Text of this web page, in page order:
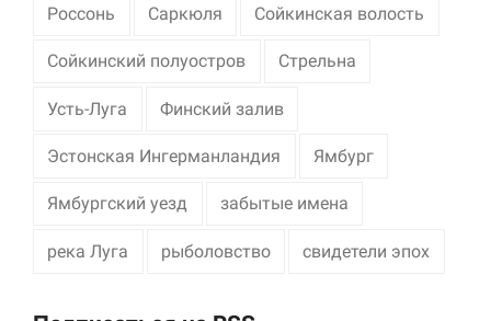
Россонь Саркюля Сойкинская волость
Сойкинский полуостров Стрельна
Усть-Луга Финский залив
Эстонская Ингерманландия Ямбург
Ямбургский уезд забытые имена
река Луга рыболовство свидетели эпох